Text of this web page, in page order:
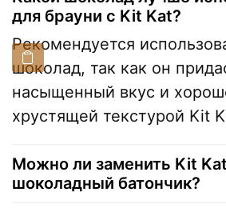
для брауни с Kit Kat?
Рекомендуется
шоколад, так как он
насыщенный вкус и
хрустящей текстурой Kit
Можно ли заменить Kit
шоколадный батончик?